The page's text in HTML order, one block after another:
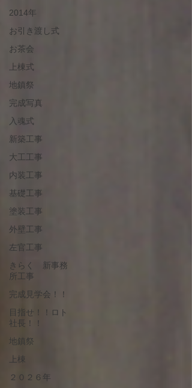
2014年
お引き渡し式
お茶会
上棟式
地鎮祭
完成写真
入魂式
新築工事
大工工事
内装工事
基礎工事
塗装工事
外壁工事
左官工事
きらく 新事務
所工事
完成見学会！！
目指せ！！ロト
社長！！
地鎮祭
上棟
２０２６年